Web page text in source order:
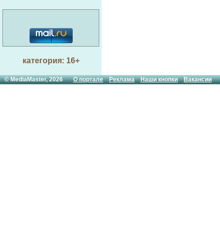
категория: 16+
© MediaMaster, 2026О портале Реклама Наши кнопки Вакансии